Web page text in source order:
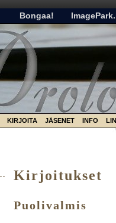
Bongaa!
KIRJOITA JÄSENET INFO
Kirjoitukset
Puolivalmis